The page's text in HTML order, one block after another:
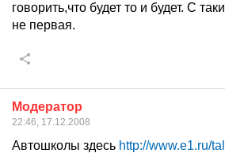
говорить,что будет то и будет. С
не первая.
Модератор
22:46, 17.12.2008
Автошколы здесь http://www.e1.ru/